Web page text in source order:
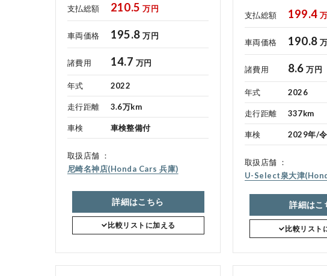
コーポレートサイト
点検・整備のご予約
各店舗へのお問い合わせ
支払総額 210.5 万円
車両価格 195.8 万円
諸費用 14.7 万円
年式 2022
走行距離 3.6万km
車検 車検整備付
取扱店舗
尼崎名神店(Honda Cars 兵庫)
詳細はこちら
比較リストに加える
支払総額 199.4
車両価格 190.8
諸費用 8.6 万円
年式 2026
走行距離 337km
車検 2029年/
取扱店舗
U-Select泉大津
詳細はこ
比較リスト